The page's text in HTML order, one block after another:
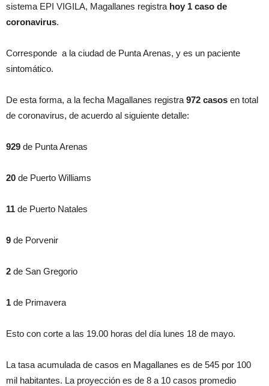
sistema EPI VIGILA, Magallanes registra hoy 1 caso de
coronavirus.
Corresponde a la ciudad de Punta Arenas, y es un paciente
sintomático.
De esta forma, a la fecha Magallanes registra 972 casos en total
de coronavirus, de acuerdo al siguiente detalle:
929 de Punta Arenas
20 de Puerto Williams
11 de Puerto Natales
9 de Porvenir
2 de San Gregorio
1 de Primavera
Esto con corte a las 19.00 horas del día lunes 18 de mayo.
La tasa acumulada de casos en Magallanes es de 545 por 100
mil habitantes. La proyección es de 8 a 10 casos promedio